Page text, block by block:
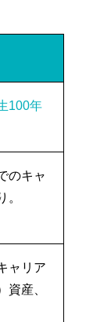
100年
のキャ
。
ャリア
産、